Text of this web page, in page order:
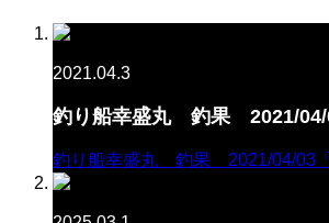
2021.04.3
釣り船幸盛丸 釣果 2021/
釣り船幸盛丸 釣果 2021/04/03「